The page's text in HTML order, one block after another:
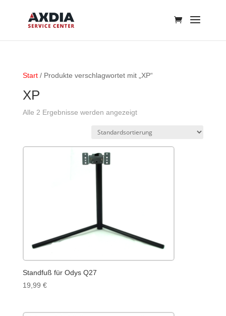
Start/ Produkte verschlagwortet mit „XP“
XP
Alle 2 Ergebnisse werden angezeigt
Standfuß für Odys Q27
19,99 €